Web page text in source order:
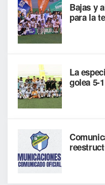
Bajas y
para la
La
golea 5-